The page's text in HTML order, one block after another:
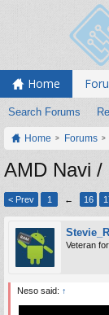
Home
Search Forums
Home Forums
AMD Navi /
< Prev 1 ← 16
Veteran
Neso said: ↑